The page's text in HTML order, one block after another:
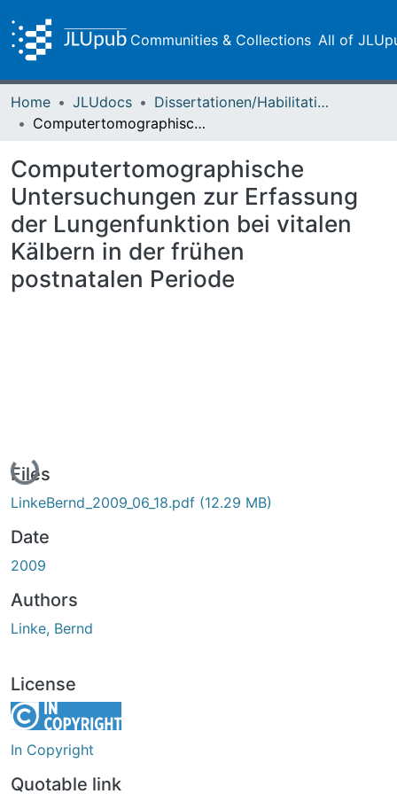
Communities & Collections All of
Home JLUdocs
Dissertationen/Habilitationen
Computertomographische Untersuchungen zur Erfassung der Lungenfunktion bei vitalen Kälbern in der frühen postnatalen Periode
Computertomographische
Untersuchungen zur Erfassung
der Lungenfunktion bei vitalen
Kälbern in der frühen
postnatalen Periode
Loading...
Files
LinkeBernd_2009_06_18.pdf (12.29 MB)
Date
2009
Authors
Linke, Bernd
License
In Copyright
Quotable link